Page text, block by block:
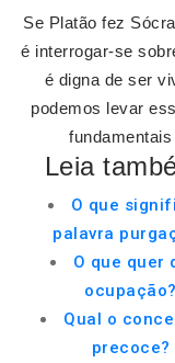
Se Platão fez
é interrogar-se
é digna de ser
podemos levar
Leia
O que
palavra
O que quer
ocupação?
Qual o
precoce?